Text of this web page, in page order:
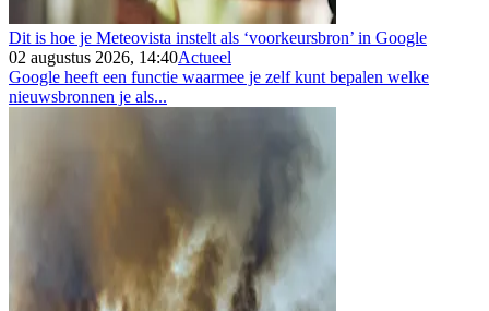
Dit is hoe je Meteovista instelt als ‘voorkeursbron’ in Google
02 augustus 2026, 14:40Actueel
Google heeft een functie waarmee je zelf kunt bepalen welke
nieuwsbronnen je als...